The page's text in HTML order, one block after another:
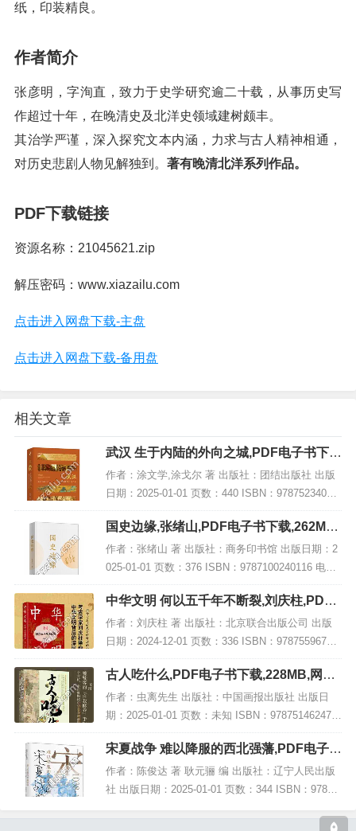
纸，印装精良。
作者简介
张彦明，字洵直，致力于史学研究逾二十载，从事历史写
作超过十年，在晚清史及北洋史领域建树颇丰。
其治学严谨，深入探究文本内涵，力求与古人精神相通，
对历史悲剧人物见解独到。 著有晚清北洋系列作品。
PDF下载链接
资源名称：21045621.zip
解压密码：www.xiazailu.com
点击进入网盘下载-主盘
点击进入网盘下载-备用盘
相关文章
武汉 生于内陆的外向之城,PDF电子书下
载,网盘资源
作者：涂文学,涂戈尔 著 出版社：团结出版社 出版
日期：2025-01-01 页数：440 ISBN：97875234006
30 电子书大小：218MB [高清扫描版PDF格式] 内容
简介...
国史边缘,张绪山,PDF电子书下载,262MB,
网盘资源
作者：张绪山 著 出版社：商务印书馆 出版日期：2
025-01-01 页数：376 ISBN：9787100240116 电子
书大小：262MB [高清扫描版PDF格式] 内容简介 本
书《国...
中华文明 何以五千年不断裂,刘庆柱,PDF
电子书网盘下载
作者：刘庆柱 著 出版社：北京联合出版公司 出版
日期：2024-12-01 页数：336 ISBN：97875596765
80 电子书大小：261MB [高清扫描版PDF格式] 内容
简介 从...
古人吃什么,PDF电子书下载,228MB,网盘
资源
作者：虫离先生 出版社：中国画报出版社 出版日
期：2025-01-01 页数：未知 ISBN：978751462474
8 电子书大小：228MB [高清扫描版PDF格式] 内容
简介 书名：《...
宋夏战争 难以降服的西北强藩,PDF电子书
网盘下载
作者：陈俊达 著 耿元骊 编 出版社：辽宁人民出版
社 出版日期：2025-01-01 页数：344 ISBN：97872